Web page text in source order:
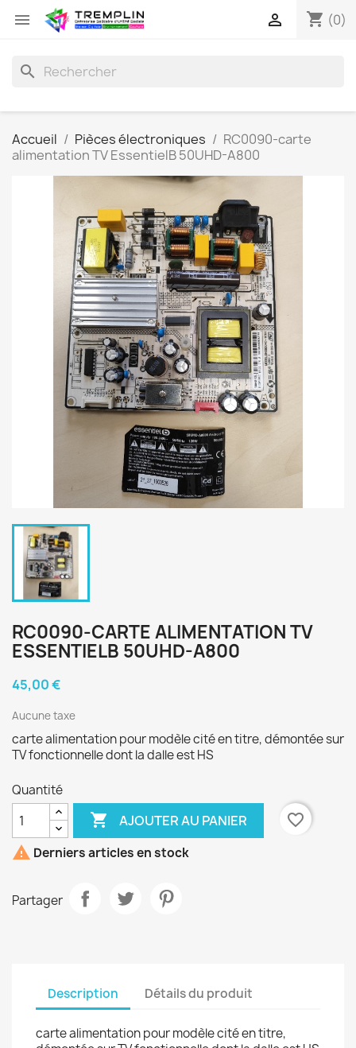
 shopping_cart (0)

search
Accueil Pièces électroniques
RC0090-carte
alimentation TV EssentielB 50UHD-A800
RC0090-CARTE ALIMENTATION TV
ESSENTIELB 50UHD-A800
45,00 €
Aucune taxe
carte alimentation pour modèle cité en titre, démontée sur
TV fonctionnelle dont la dalle est HS
Quantité
 AJOUTER AU PANIER
favorite_border
 Derniers articles en stock
Partager
Description Détails du produit
carte alimentation pour modèle cité en titre,